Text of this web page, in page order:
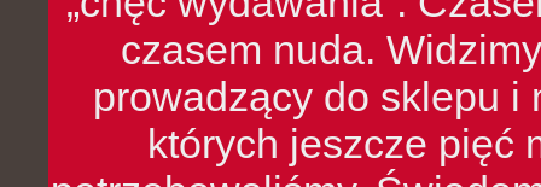
czasem nuda.
prowadzący do sklepu i
których jeszcze pięć